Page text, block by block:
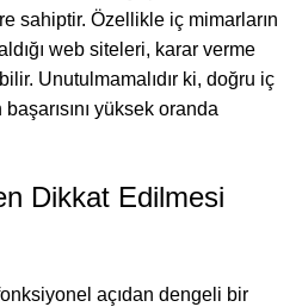
sahiptir. Özellikle iç mimarların
web siteleri, karar verme
Unutulmamalıdır ki, doğru iç
yüksek oranda
Dikkat Edilmesi
açıdan dengeli bir